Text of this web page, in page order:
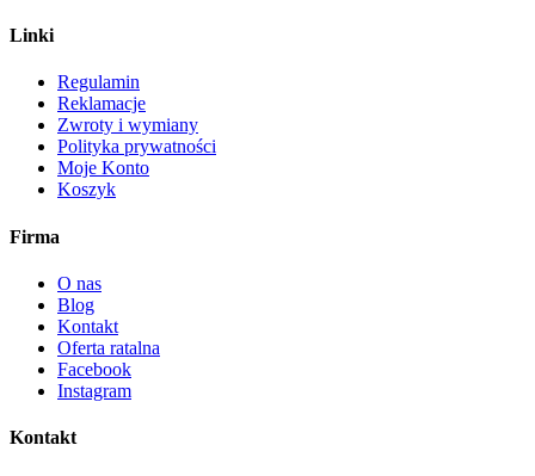
Linki
Regulamin
Reklamacje
Zwroty i wymiany
Polityka prywatności
Moje Konto
Koszyk
Firma
O nas
Blog
Kontakt
Oferta ratalna
Facebook
Instagram
Kontakt